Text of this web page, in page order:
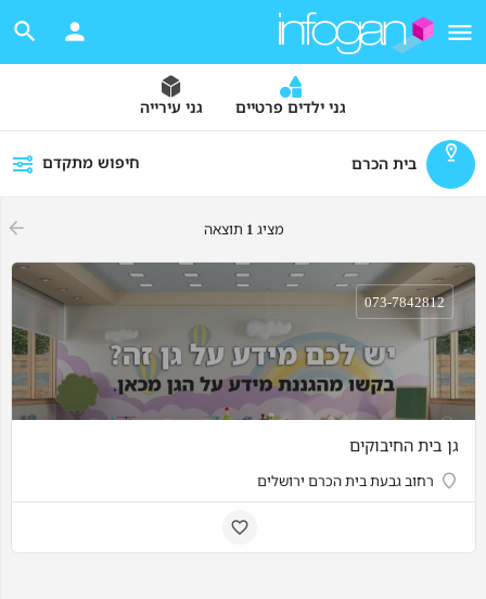
גני ילדים פרטיים גני עירייה
בית הכרם חיפוש מתקדם
מציג 1 תוצאה
גן בית החיבוקים
רחוב גבעת בית הכרם ירושלים
073-7842812